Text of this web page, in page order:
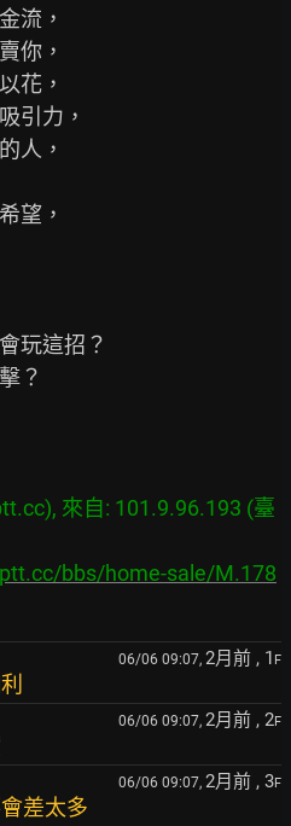
流，
你，
花，
引力，
人，
望，
玩這招？
？
來自: 101.9.96.193 (臺
bbs/home-sale/M.178
06/06 09:07, 2月前 , 1 F
06/06 09:07, 2月前 , 2F
06/06 09:07, 2月前 , 3F
差太多